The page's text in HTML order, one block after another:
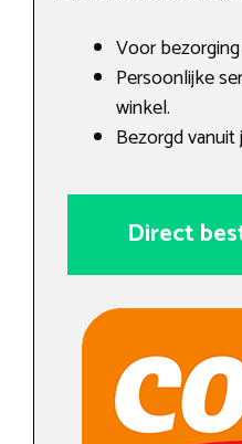
Voor
Persoonlijke
winkel.
Bezorgd
Direct